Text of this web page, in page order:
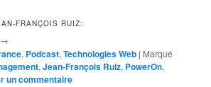
FRANÇOIS RUIZ:
→
, Podcast,Technologies Web | Marqué
,Jean-François Ruiz, PowerOn,
un commentaire